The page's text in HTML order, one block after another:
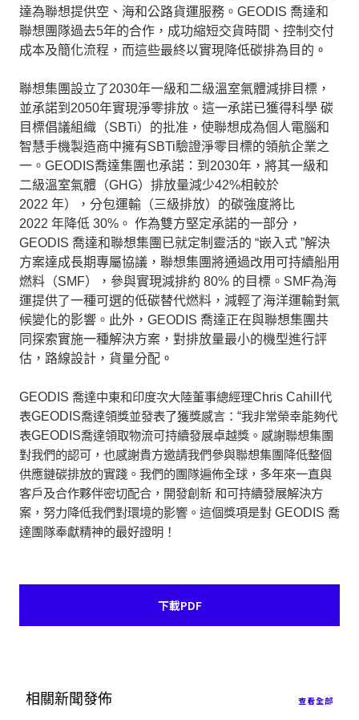
達為聯想提供空、海和公路貨運服務。 GEODIS 喬達和
聯想團隊過去5年的合作，成功縮短交貨時間、控制交付
成本及簡化流程，而這些最終以實現降低碳排為目的 。
聯想集團設立了2030年一級和二級溫室氣體減排目標，
並承諾到 2050年實現淨零排放。這一承諾已獲得科學 碳
目標倡議組織（SBTi）的批准，使聯想成為個人電腦和
智慧手機製造商中擁有SBTi驗證淨零目標的領航企業之
一。 GEODIS喬達集團也承諾：到 2030年，將其一級和
二級溫室氣體（GHG）排放量減少42%相較於
2022 年），分包運輸（三級排放）的碳強度將比
2022 年降低 30% 。 作為雙方堅定承諾的一部分，
GEODIS 喬達和聯想集團已就定制靈活的 “嵌入式 ”解決
方案達成長期專屬協議，聯想集團將通過改用可持續船用
燃料（SMF），參與實現減排約 80% 的目標。 SMF為海
運提供了一種可選的低碳替代燃料，減輕了海洋運輸對氣
候變化的影響。此外， GEODIS 喬達正在與聯想集團共
同探索實施一種解決方案，對排放量最小的機型進行評
估，路線設計，貨量分配 。
GEODIS 喬達中東和印度次大陸董事總經理Chris Cahill 代
表GEODIS喬達領獎並發表了獲獎感言： “我非常榮幸能夠代
表GEODIS喬達領取物流可持續發展卓越獎。感謝聯想集團
對我們的認可，也感謝貴方邀請我們參與聯想集團降低整個
供應鏈碳排放的實踐。我們的團隊遍佈全球，多年來一直與
客戶及合作夥伴密切配合，開發創新 和可持續發展解決方
案，努力降低我們對環境的影響。這個獎項是對 GEODIS 喬
達團隊奉獻精神的最好證明！
下載PDF
相關新聞發佈 查看全部